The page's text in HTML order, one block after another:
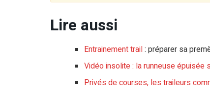
Lire aussi
Entrainement trail: préparer sa
Vidéo insolite : la runneuse épuisée
Privés de courses, les traileurs